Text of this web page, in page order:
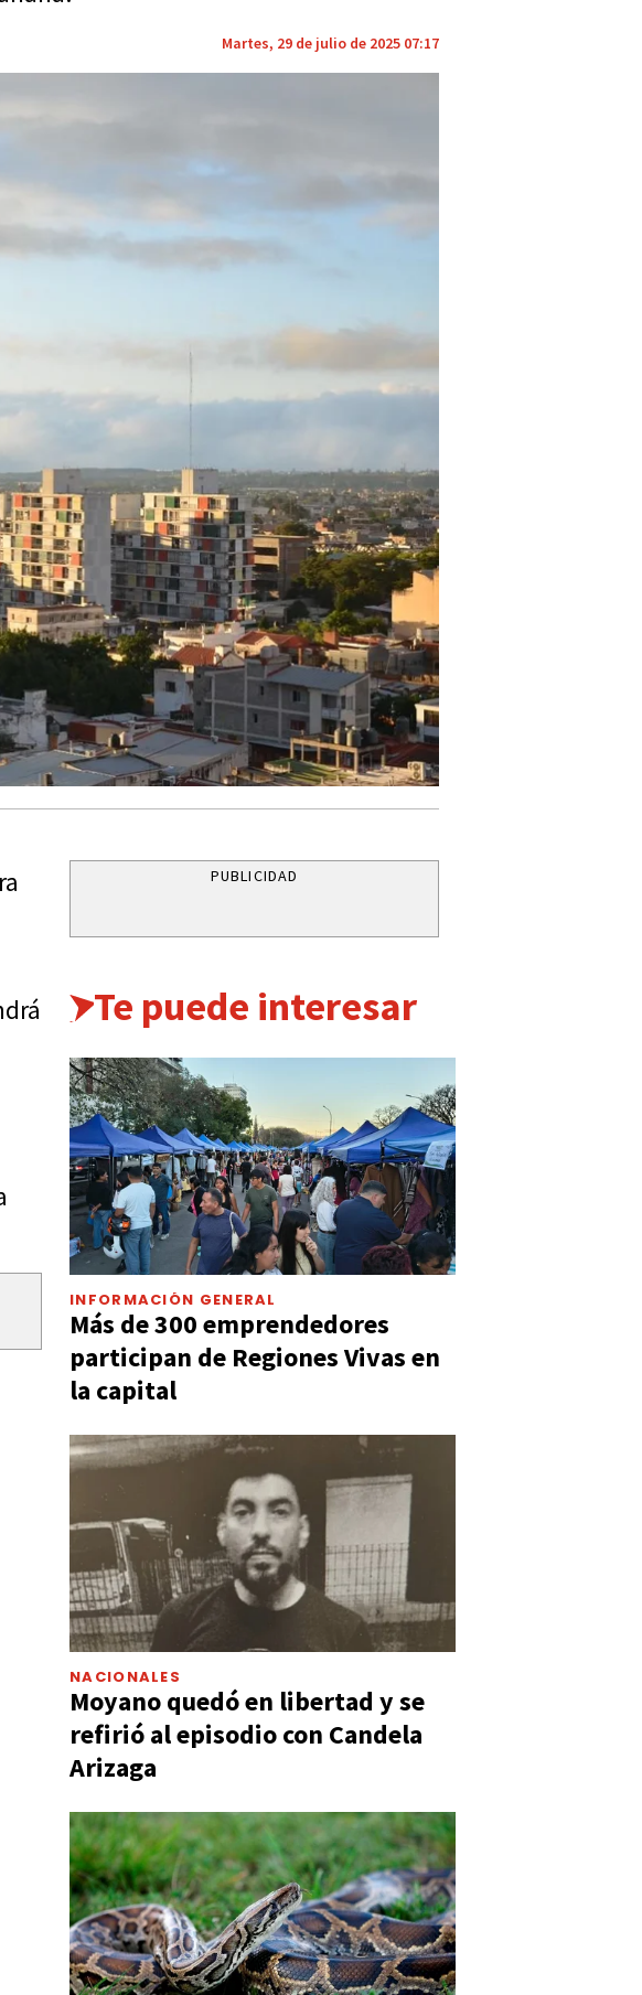
Martes, 29 de julio de 2025 07:17
PUBLICIDAD
Te puede interesar
INFORMACIÓN GENERAL
Más de 300 emprendedores
participan de Regiones Vivas en
la capital
NACIONALES
Moyano quedó en libertad y se
refirió al episodio con Candela
Arizaga